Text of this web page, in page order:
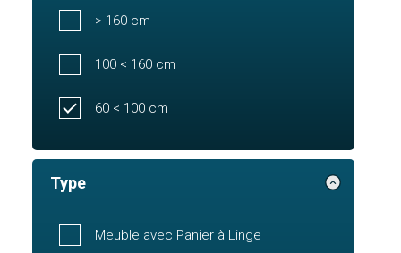
> 160 cm
100 < 160 cm
60 < 100 cm
Type
Meuble avec Panier à Linge